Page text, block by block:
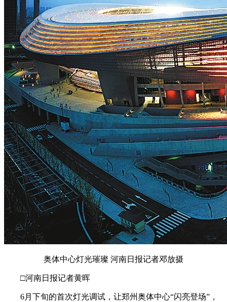
奥体中心灯光璀璨 河南日报记者邓放摄
□河南日报记者黄晖
6月下旬的首次灯光调试，让郑州奥体中心“闪亮登场”，